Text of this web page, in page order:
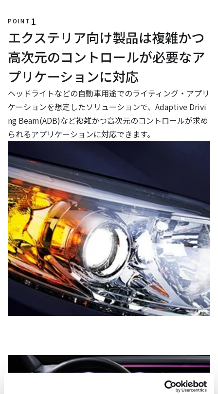
POINT 1
エクステリア向け製品は複雑かつ
高次元のコントロールが必要なア
プリケーションに対応
ヘッドライトなどの自動車用途でのライティング・アプリ
ケーションを想定したソリューションで、Adaptive Drivi
ng Beam(ADB)など複雑かつ高次元のコントロールが求め
られるアプリケーションに対応できます。